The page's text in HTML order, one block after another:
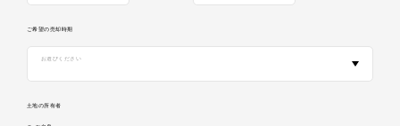
ご希望の売却時期
お選びください
土地の所有者